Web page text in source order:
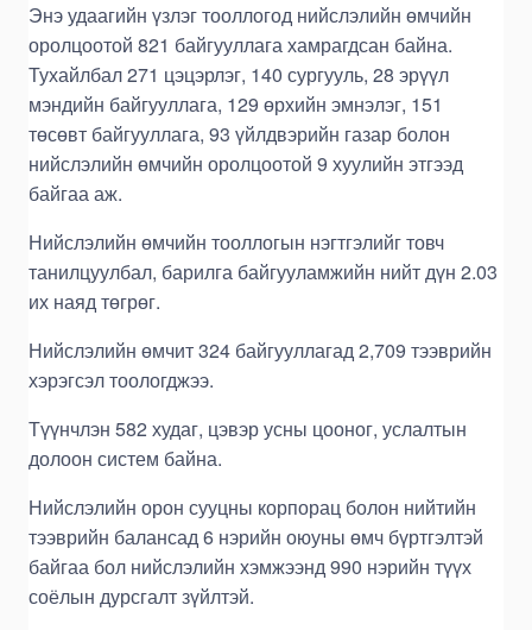
Энэ удаагийн үзлэг тооллогод нийслэлийн өмчийн
оролцоотой 821 байгууллага хамрагдсан байна.
Тухайлбал 271 цэцэрлэг, 140 сургууль, 28 эрүүл
мэндийн байгууллага, 129 өрхийн эмнэлэг, 151
төсөвт байгууллага, 93 үйлдвэрийн газар болон
нийслэлийн өмчийн оролцоотой 9 хуулийн этгээд
байгаа аж.
Нийслэлийн өмчийн тооллогын нэгтгэлийг товч
танилцуулбал, барилга байгууламжийн нийт дүн 2.03
их наяд төгрөг.
Нийслэлийн өмчит 324 байгууллагад 2,709 тээврийн
хэрэгсэл тоологджээ.
Түүнчлэн 582 худаг, цэвэр усны цооног, услалтын
долоон систем байна.
Нийслэлийн орон сууцны корпорац болон нийтийн
тээврийн балансад 6 нэрийн оюуны өмч бүртгэлтэй
байгаа бол нийслэлийн хэмжээнд 990 нэрийн түүх
соёлын дурсгалт зүйлтэй.